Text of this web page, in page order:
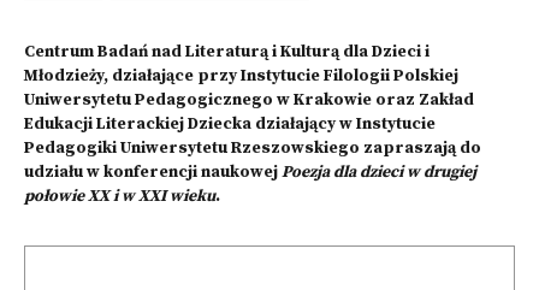
Centrum Badań nad Literaturą i Kulturą dla Dzieci i
Młodzieży, działające przy Instytucie Filologii Polskiej
Uniwersytetu Pedagogicznego w Krakowie oraz Zakład
Edukacji Literackiej Dziecka działający w Instytucie
Pedagogiki Uniwersytetu Rzeszowskiego zapraszają do
udziału w konferencji naukowejPoezja dla dzieci w drugiej
połowie XX i w XXI wieku.